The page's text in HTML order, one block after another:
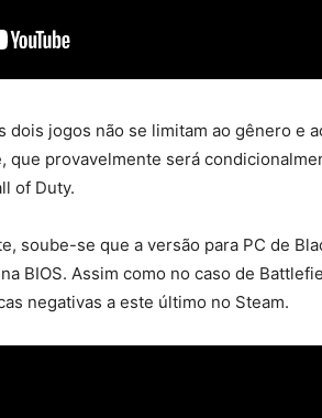
dois jogos não se limitam ao gênero e
que provavelmente será
of Duty.
soube-se que a versão para PC de
BIOS. Assim como no caso de
negativas a este último no Steam.